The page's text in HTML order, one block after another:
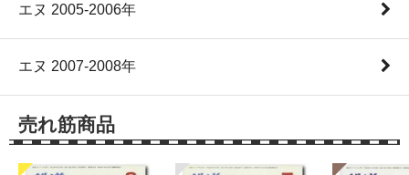
エヌ 2005-2006年
エヌ 2007-2008年
売れ筋商品